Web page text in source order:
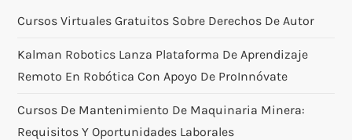
Cursos Virtuales Gratuitos Sobre Derechos De Autor
Kalman Robotics Lanza Plataforma De Aprendizaje
Remoto En Robótica Con Apoyo De ProInnóvate
Cursos De Mantenimiento De Maquinaria Minera:
Requisitos Y Oportunidades Laborales